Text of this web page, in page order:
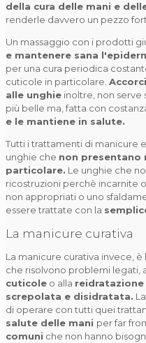
della cura delle mani e
renderle davvero un pezzo
Un massaggio con i prodotti
e mantenere sana
per una cura periodica
cuticole in particolare.
alle unghie inoltre, non
più belle ma, fatta con
e le mantiene in salute.
Tutti i trattamenti di manicure
unghie che non presentano
particolare. Le unghie che
ricostruzioni perchè incarnite
non appropriati o uno
essere trattate con la
La manicure curativa
La manicure curativa invece,
che risolvono problemi legati,
cuticole o alla
screpolata e disidratata.
di operare con tutti quei
salute delle mani per far
comuni che non hanno